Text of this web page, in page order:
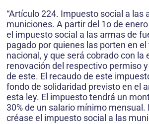
“Artículo 224. Impuesto social a las
municiones. A partir del 1o de
el impuesto social a las armas de
pagado por quienes las porten en
nacional, y que será cobrado con la
renovación del respectivo permiso
de este. El recaudo de este
fondo de solidaridad previsto en el
esta ley. El impuesto tendrá un
30% de un salario mínimo mensual.
créase el impuesto social a las